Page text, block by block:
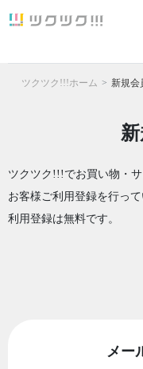
ツクツク!!!ホーム 新規会
ツクツク!!!でお買い物・
お客様ご利用登録を行っ
利用登録は無料です。
メー